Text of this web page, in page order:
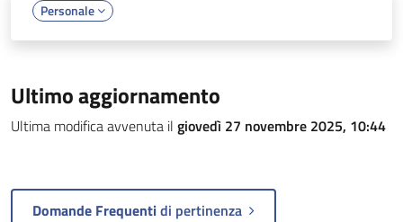
Personale
Ultimo aggiornamento
Ultima modifica avvenuta il giovedì 27 novembre 2025, 10:44
Domande Frequentidi pertinenza